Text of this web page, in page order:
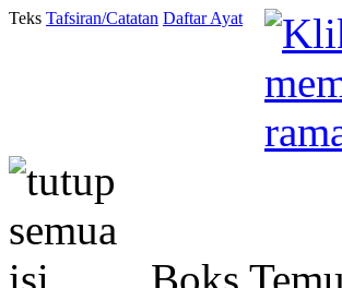
Teks Tafsiran/Catatan Daftar Ayat